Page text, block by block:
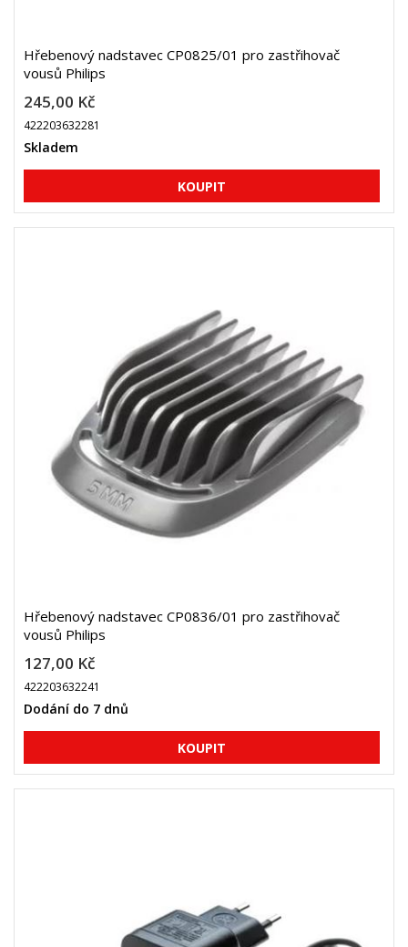
Hřebenový nadstavec CP0825/01 pro zastřihovač
vousů Philips
245,00 Kč
422203632281
Skladem
Hřebenový nadstavec CP0836/01 pro zastřihovač
vousů Philips
127,00 Kč
422203632241
Dodání do 7 dnů